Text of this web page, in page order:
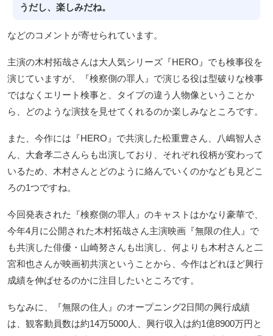
うだし、楽しみだね。
などのコメントが寄せられています。
主演の木村拓哉さんは大人気シリーズ『HERO』でも検事役を
演じていますが、『検察側の罪人』で演じる役は型破りな検事
ではなくエリート検事と、タイプの違う人物像ということか
ら、どのような演技を見せてくれるのか楽しみなところです。
また、今作には『HERO』で共演した松重豊さん、八嶋智人さ
ん、大倉孝二さんらも出演しており、それぞれ役柄が変わって
いるため、木村さんとどのように絡んでいくのかなども見どこ
ろの1つですね。
今回発表された『検察側の罪人』のキャストはかなり豪華で、
今年4月に公開された木村拓哉さん主演映画『無限の住人』で
も共演した俳優・山崎努さんも出演し、何よりも木村さんと二
宮和也さんが映画初共演ということから、今作はどれほど興行
成績を伸ばせるのかに注目したいところです。
ちなみに、『無限の住人』のオープニング2日間の興行成績
は、観客動員数は約14万5000人、興行収入は約1億8900万円と